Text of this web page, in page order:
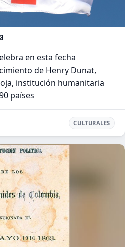
en esta fecha
de Henry Dunat,
institución humanitaria
países
CULTURALES